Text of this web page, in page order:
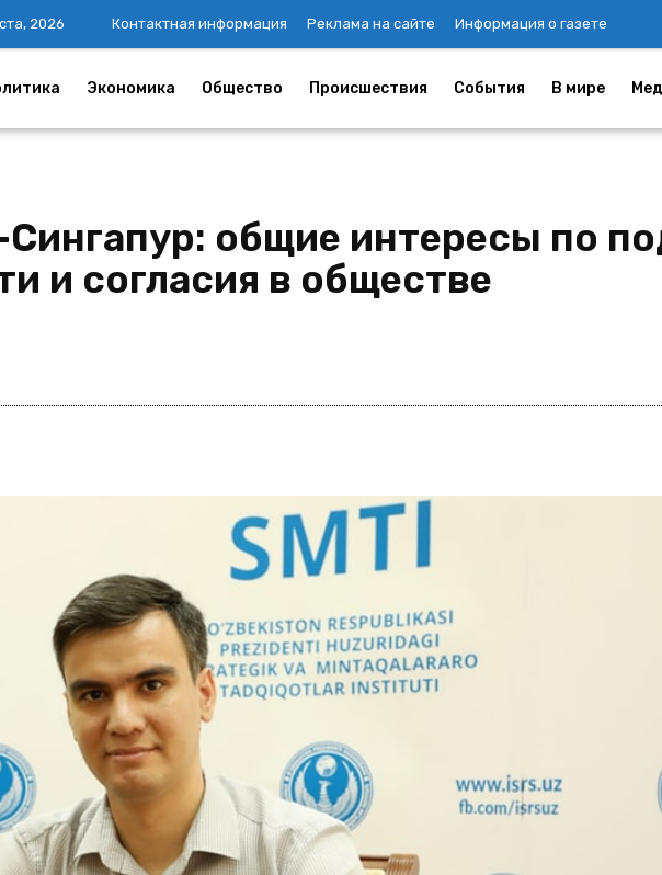
2026 Контактная информация Реклама на сайте Информация о газете
Экономика Общество Происшествия События В мире
Сингапур: общие интересы по
и согласия в обществе